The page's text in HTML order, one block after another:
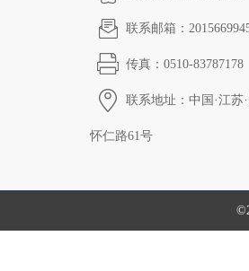
联系邮箱：
传真：0510-83787178
联系地址：中国·江苏
怀仁路61号